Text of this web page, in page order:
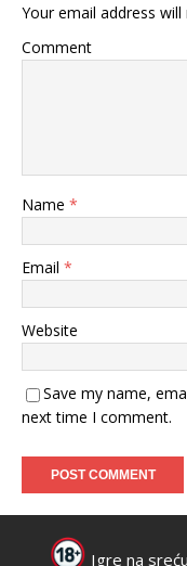
Your email address
Comment
Name *
Email *
Website
Save my name,
next time I comment.
Igre na